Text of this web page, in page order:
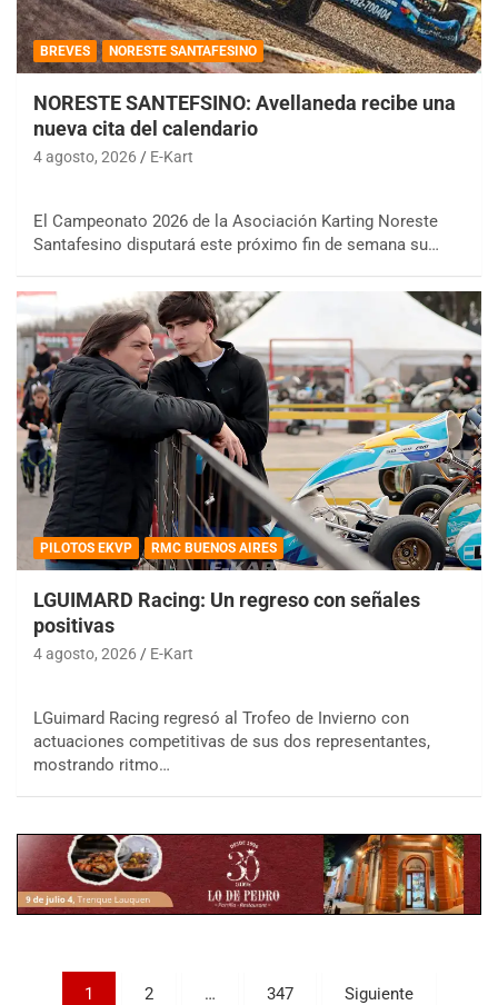
BREVES NORESTE SANTAFESINO
NORESTE SANTEFSINO: Avellaneda recibe una
nueva cita del calendario
4 agosto, 2026 E-Kart
El Campeonato 2026 de la Asociación Karting Noreste
Santafesino disputará este próximo fin de semana su…
PILOTOS EKVP RMC BUENOS AIRES
LGUIMARD Racing: Un regreso con señales
positivas
4 agosto, 2026 E-Kart
LGuimard Racing regresó al Trofeo de Invierno con
actuaciones competitivas de sus dos representantes,
mostrando ritmo…
Paginación
1 2 … 347 Siguiente
COBERTURA ESPECIAL DE E-KART.COM.AR
08/09-AGO
KDO - F6
Ciudad de Trenque Lauquen (Asfalto)
Trenque Lauquen (Buenos Aires)
Parque de la Velocidad (Asfalto)
Villaguay (Entre Ríos)